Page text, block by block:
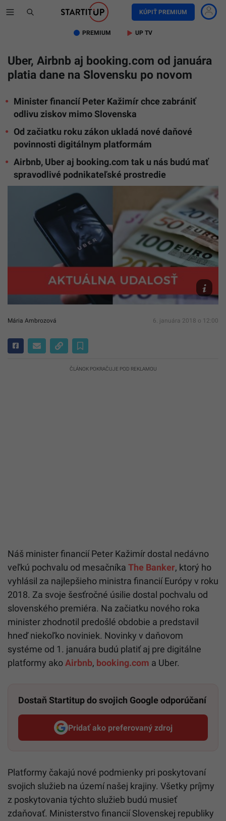
KÚPIŤ PREMIUM
PREMIUM UP TV
Uber, Airbnb aj booking.com od januára
platia dane na Slovensku po novom
Minister financií Peter Kažimír chce zabrániť
odlivu ziskov mimo Slovenska
Od začiatku roku zákon ukladá nové daňové
povinnosti digitálnym platformám
Airbnb, Uber aj booking.com tak u nás budú mať
spravodlivé podnikateľské prostredie
Mária Ambrozová 6. januára 2018 o 12:00
ČLÁNOK POKRAČUJE POD REKLAMOU
Náš minister financií Peter Kažimír dostal nedávno
veľkú pochvalu od mesačníka The Banker, ktorý ho
vyhlásil za najlepšieho ministra financií Európy v roku
2018. Za svoje šesťročné úsilie dostal pochvalu od
slovenského premiéra. Na začiatku nového roka
minister zhodnotil predošlé obdobie a predstavil
hneď niekoľko noviniek. Novinky v daňovom
systéme od 1. januára budú platiť aj pre digitálne
platformy akoAirbnb, booking.com a Uber.
Dostaň Startitup do svojich Google odporúčaní
Pridať ako preferovaný zdroj
Startitup, odkaz sa otvorí v
Platformy čakajú nové podmienky pri poskytovaní
svojich služieb na území našej krajiny. Všetky príjmy
z poskytovania týchto služieb budú musieť
zdaňovať. Ministerstvo financií Slovenskej republiky